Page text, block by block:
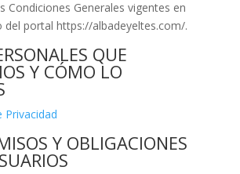
Condiciones Generales vigentes en
del portal https://albadeyeltes.com/.
QUE
Y CÓMO LO
Privacidad
Y OBLIGACIONES